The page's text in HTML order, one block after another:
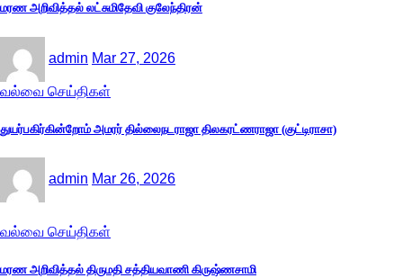
மரண அறிவித்தல் லட்சுமிதேவி குலேந்திரன்
admin Mar 27, 2026
வல்வை செய்திகள்
துயர்பகிர்கின்றோம் அமரர் தில்லைநடராஜா திலகரட்ணராஜா (குட்டிராசா)
admin Mar 26, 2026
வல்வை செய்திகள்
மரண அறிவித்தல் திருமதி சத்தியவாணி கிருஷ்ணசாமி